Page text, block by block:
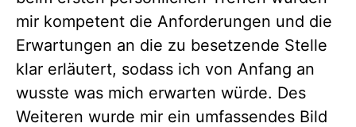
mir kompetent die Anforderungen und die
Erwartungen an die zu besetzende Stelle
klar erläutert, sodass ich von Anfang an
wusste was mich erwarten würde. Des
Weiteren wurde mir ein umfassendes Bild